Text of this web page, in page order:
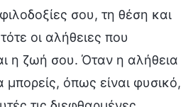
σου, τη θέση και
οι αλήθειες που
η ζωή σου. Όταν η αλήθεια
μπορείς, όπως είναι φυσικό,